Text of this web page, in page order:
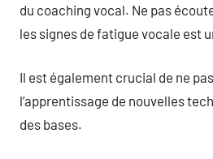
du coaching vocal. Ne pas
les signes de fatigue vocale est
Il est également crucial de ne
l’apprentissage de nouvelles
des bases.